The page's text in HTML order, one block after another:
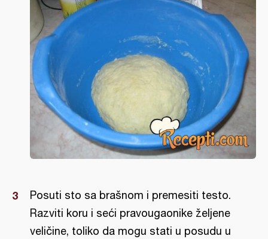
Posuti sto sa brašnom i premesiti testo.
Razviti koru i seći pravougaonike željene
veličine, toliko da mogu stati u posudu u